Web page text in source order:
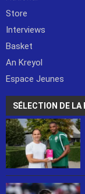
Store
Interviews
Basket
An Kreyol
Espace Jeunes
SÉLECTION DE LA